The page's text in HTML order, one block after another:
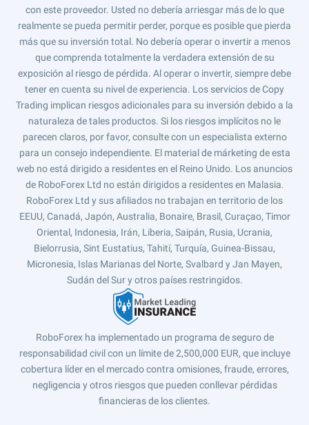
con este proveedor. Usted no debería arriesgar más de lo que
realmente se pueda permitir perder, porque es posible que pierda
más que su inversión total. No debería operar o invertir a menos
que comprenda totalmente la verdadera extensión de su
exposición al riesgo de pérdida. Al operar o invertir, siempre debe
tener en cuenta su nivel de experiencia. Los servicios de Copy
Trading implican riesgos adicionales para su inversión debido a la
naturaleza de tales productos. Si los riesgos implícitos no le
parecen claros, por favor, consulte con un especialista externo
para un consejo independiente. El material de márketing de esta
web no está dirigido a residentes en el Reino Unido. Los anuncios
de RoboForex Ltd no están dirigidos a residentes en Malasia.
RoboForex Ltd y sus afiliados no trabajan en territorio de los
EEUU, Canadá, Japón, Australia, Bonaire, Brasil, Curaçao, Timor
Oriental, Indonesia, Irán, Liberia, Saipán, Rusia, Ucrania,
Bielorrusia, Sint Eustatius, Tahití, Turquía, Guinea-Bissau,
Micronesia, Islas Marianas del Norte, Svalbard y Jan Mayen,
Sudán del Sur y otros países restringidos.
RoboForex ha implementado un programa de seguro de
responsabilidad civil con un límite de 2,500,000 EUR, que incluye
cobertura líder en el mercado contra omisiones, fraude, errores,
negligencia y otros riesgos que pueden conllevar pérdidas
financieras de los clientes.